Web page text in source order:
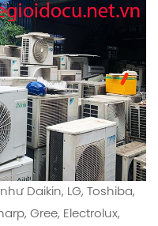
Daikin, LG, Toshiba,
Gree, Electrolux,